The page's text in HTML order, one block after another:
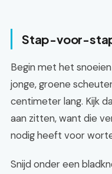
Stap-voor-
Begin met het
jonge, groene
centimeter lang. Kijk
aan zitten, want die
nodig heeft voor
Snijd onder een